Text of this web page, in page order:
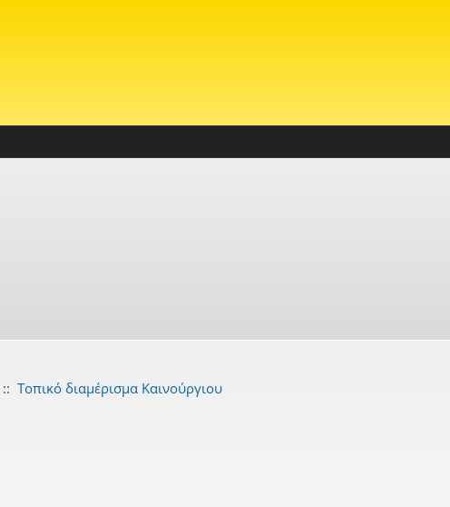
:: Τοπικό διαμέρισμα Καινούργιου